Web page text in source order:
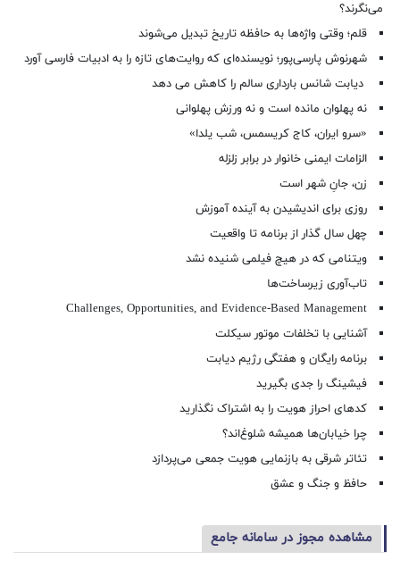
می‌نگرند؟
قلم؛ وقتی واژه‌ها به حافظه تاریخ تبدیل می‌شوند
شهرنوش پارسی‌پور؛ نویسنده‌ای که روایت‌های تازه را به ادبیات فارسی آورد
دیابت شانس بارداری سالم را کاهش می دهد
نه پهلوان مانده است و نه ورزش پهلوانی
«سرو ایران، کاج کریسمس، شب یلدا»
الزامات ایمنی خانوار در برابر زلزله
زن، جانِ شهر است
روزی برای اندیشیدن به آینده آموزش
چهل سال گذار از برنامه تا واقعیت
ویتنامی که در هیچ فیلمی شنیده نشد
تاب‌آوری زیرساخت‌ها
Challenges, Opportunities, and Evidence-Based Management
آشنایی با تخلفات موتور سیکلت
برنامه رایگان و هفتگی رژیم دیابت
فیشینگ را جدی بگیرید
کدهای احراز هویت را به اشتراک نگذارید
چرا خیابان‌ها همیشه شلوغ‌اند؟
تئاتر شرقی به بازنمایی هویت جمعی می‌پردازد
حافظ و جنگ و عشق
مشاهده مجوز در سامانه جامع